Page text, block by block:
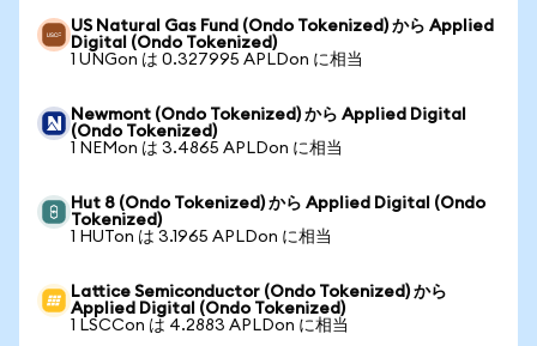
US Natural Gas Fund (Ondo Tokenized) から Applied
Digital (Ondo Tokenized)
1 UNGon は 0.327995 APLDon に相当
Newmont (Ondo Tokenized) から Applied Digital
(Ondo Tokenized)
1 NEMon は 3.4865 APLDon に相当
Hut 8 (Ondo Tokenized) から Applied Digital (Ondo
Tokenized)
1 HUTon は 3.1965 APLDon に相当
Lattice Semiconductor (Ondo Tokenized) から
Applied Digital (Ondo Tokenized)
1 LSCCon は 4.2883 APLDon に相当